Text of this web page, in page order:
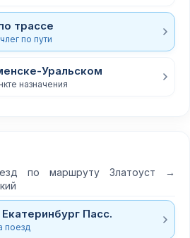
трассе
по пути
Уральском
назначения
по маршруту Златоуст →
Пасс.
поезд